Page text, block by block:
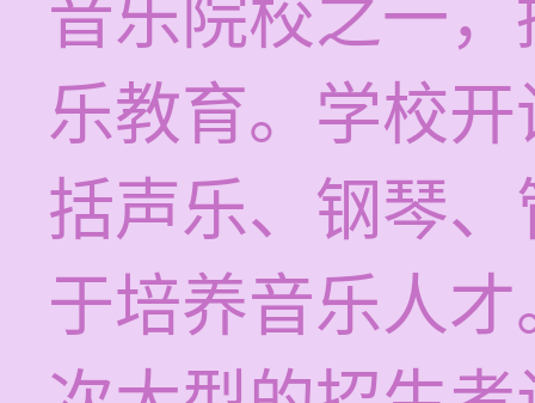
音乐院校之一
乐教育。学校
括声乐、钢琴
于培养音乐人